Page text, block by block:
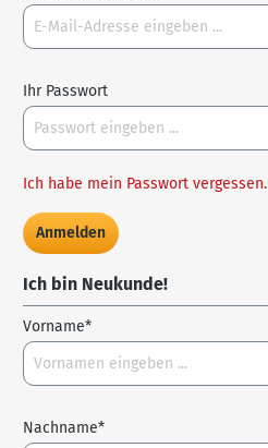
Ihr Passwort
Ich habe mein Passwort vergessen.
Anmelden
Ich bin Neukunde!
Vorname*
Nachname*